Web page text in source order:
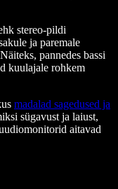
stereo-pildi
ja paremale
pannedes bassi
kuulajale rohkem
madalad sagedused ja
sügavust ja laiust,
aitavad